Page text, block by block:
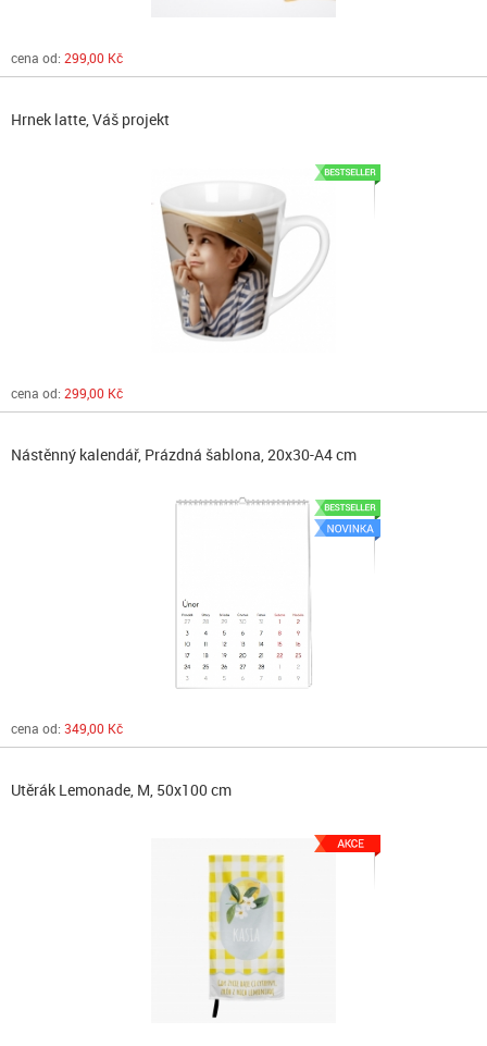
cena od: 299,00 Kč
Hrnek latte, Váš projekt
cena od: 299,00 Kč
Nástěnný kalendář, Prázdná šablona, 20x30-A4 cm
cena od: 349,00 Kč
Utěrák Lemonade, M, 50x100 cm